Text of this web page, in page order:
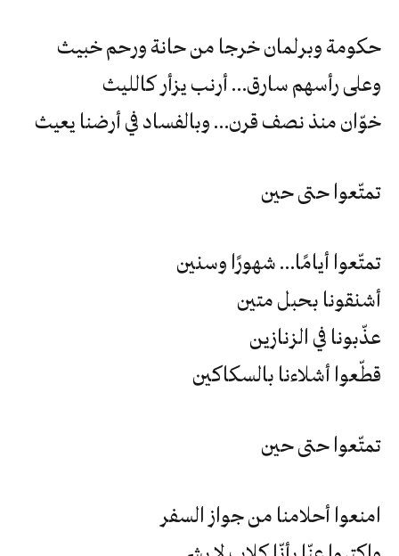
حكومة وبرلمان خرجا من حانة ورحم خبيث
وعلى رأسهم سارق… أرنب يزأر كالليث
خوّان منذ نصف قرن… وبالفساد في أرضنا يعيث
تمتّعوا حتى حين
تمتّعوا أيامًا… شهورًا وسنين
أشنقونا بحبل متين
عذّبونا في الزنازين
قطّعوا أشلاءنا بالسكاكين
تمتّعوا حتى حين
امنعوا أحلامنا من جواز السفر